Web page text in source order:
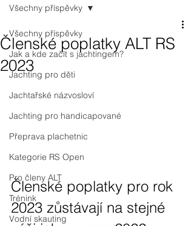
Všechny příspěvky
Jak a kde začít s jachtingem?
Jachting pro děti
Jachtařské názvosloví
Jachting pro handicapované
Přeprava plachetnic
Kategorie RS Open
Pro členy ALT
Trénink
Vodní skauting
Všechny příspěvky
Členské poplatky ALT RS
2023
Členské poplatky pro rok
2023 zůstávají na stejné